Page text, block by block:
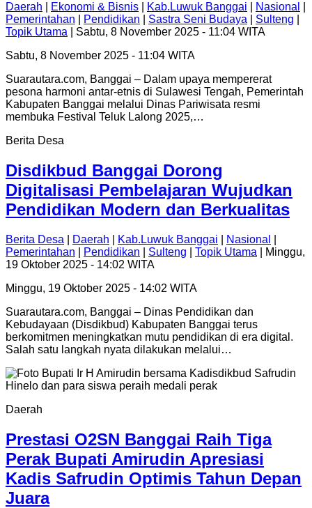
Daerah Ekonomi & Bisnis Kab.Luwuk Banggai Nasional
Pemerintahan
Pendidikan Sastra Seni Budaya Sulteng
Topik Utama | Sabtu, 8 November 2025 - 11:04 WITA
Sabtu, 8 November 2025 - 11:04 WITA
Suarautara.com, Banggai – Dalam upaya mempererat
pesona harmoni antar-etnis di Sulawesi Tengah, Pemerintah
Kabupaten Banggai melalui Dinas Pariwisata resmi
membuka Festival Teluk Lalong 2025,…
Berita Desa
Disdikbud Banggai Dorong
Digitalisasi Pembelajaran Wujudkan
Pendidikan Modern dan Berkualitas
Berita Desa Daerah Kab.Luwuk Banggai Nasional
Pemerintahan
Pendidikan Sulteng Topik Utama | Minggu,
19 Oktober 2025 - 14:02 WITA
Minggu, 19 Oktober 2025 - 14:02 WITA
Suarautara.com, Banggai – Dinas Pendidikan dan
Kebudayaan (Disdikbud) Kabupaten Banggai terus
berkomitmen meningkatkan mutu pendidikan di era digital.
Salah satu langkah nyata dilakukan melalui…
Daerah
Prestasi O2SN Banggai Raih Tiga
Perak Bupati Amirudin Apresiasi
Kadis Safrudin Optimis Tahun Depan
Juara